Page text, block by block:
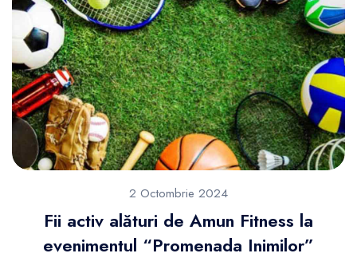
2 Octombrie 2024
Fii activ alături de Amun Fitness la
evenimentul “Promenada Inimilor”